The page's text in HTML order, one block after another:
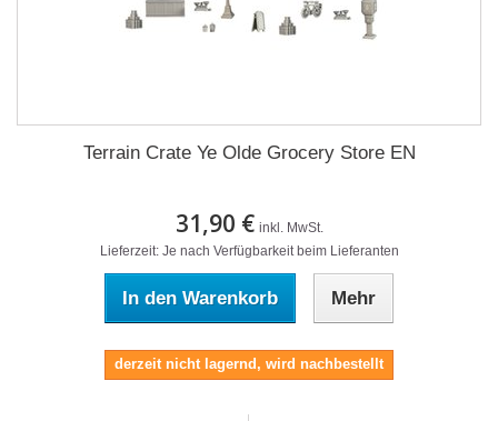
Terrain Crate Ye Olde Grocery Store EN
31,90 € inkl. MwSt.
Lieferzeit: Je nach Verfügbarkeit beim Lieferanten
In den Warenkorb Mehr
derzeit nicht lagernd, wird nachbestellt